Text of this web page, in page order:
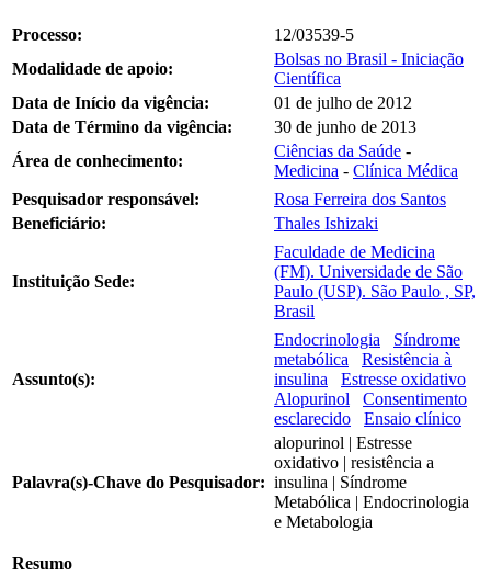
Processo:
12/03539-5
Modalidade de apoio:
Bolsas no Brasil - Iniciação
Científica
Data de Início da vigência:
01 de julho de 2012
Data de Término da vigência:
30 de junho de 2013
Área de conhecimento:
Ciências da Saúde -
Medicina - Clínica Médica
Pesquisador responsável:
Rosa Ferreira dos Santos
Beneficiário:
Thales Ishizaki
Instituição Sede:
Faculdade de Medicina
(FM). Universidade de São
Paulo (USP). São Paulo , SP,
Brasil
Assunto(s):
Endocrinologia
Síndrome
metabólica
Resistência à
insulina
Estresse oxidativo
Alopurinol
Consentimento
esclarecido
Ensaio clínico
Palavra(s)-Chave do Pesquisador:
alopurinol | Estresse
oxidativo | resistência a
insulina | Síndrome
Metabólica | Endocrinologia
e Metabologia
Resumo